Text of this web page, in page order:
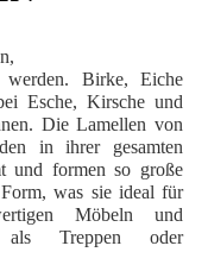
werden. Birke, Eiche
Esche, Kirsche und
Die Lamellen von
in ihrer gesamten
und formen so große
was sie ideal für
Möbeln und
als Treppen oder